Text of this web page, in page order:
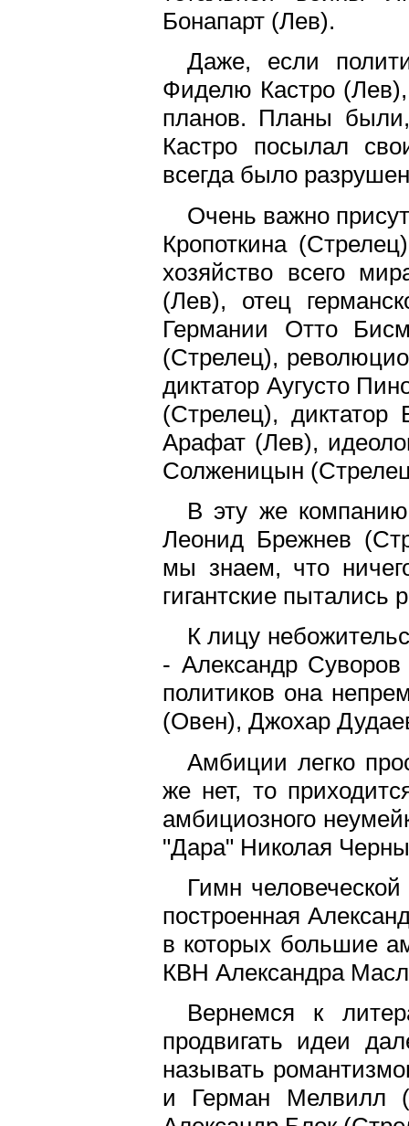
Бонапарт (Лев).
Даже, если
Фиделю Кастро (Лев),
планов. Планы
Кастро посылал
всегда было
Очень важно
Кропоткина
хозяйство всего
(Лев), отец
Германии Отто
(Стрелец),
диктатор Аугусто
(Стрелец),
Арафат (Лев),
Солженицын
В эту же
Леонид Брежнев
мы знаем, что
гигантские
К лицу
- Александр
политиков она
(Овен), Джохар
Амбиции легко
же нет, то
амбициозного
"Дара" Николая
Гимн
построенная
в которых большие
КВН Александра
Вернемся к
продвигать идеи
называть
и Герман Мелвилл